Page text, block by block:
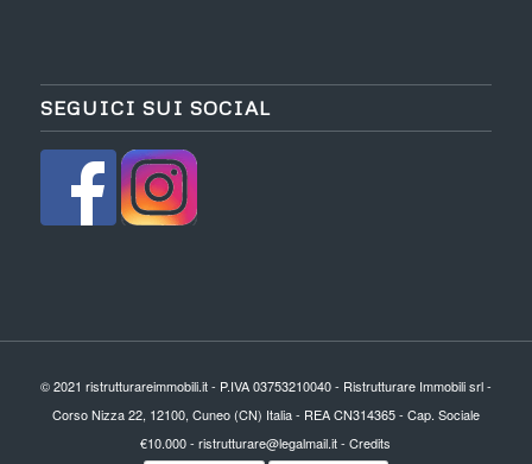
SEGUICI SUI SOCIAL
© 2021 ristrutturareimmobili.it - P.IVA 03753210040 - Ristrutturare Immobili srl -
Corso Nizza 22, 12100, Cuneo (CN) Italia - REA CN314365 - Cap. Sociale
€10.000 - ristrutturare@legalmail.it -Credits